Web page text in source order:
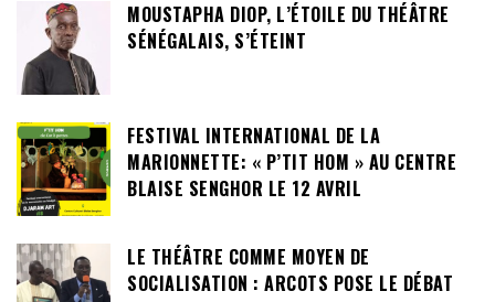
MOUSTAPHA DIOP, L’ÉTOILE DU THÉÂTRE
SÉNÉGALAIS, S’ÉTEINT
FESTIVAL INTERNATIONAL DE LA
MARIONNETTE: « P’TIT HOM » AU CENTRE
BLAISE SENGHOR LE 12 AVRIL
LE THÉÂTRE COMME MOYEN DE
SOCIALISATION : ARCOTS POSE LE DÉBAT